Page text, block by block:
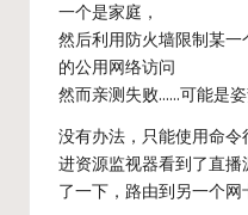
一个是家庭，
然后利用防火墙限制某
的公用网络访问
然而亲测失败……可能是姿
没有办法，只能使用命令
进资源监视器看到了直播
了一下，路由到另一个网